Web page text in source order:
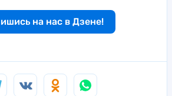
на нас в Дзене!